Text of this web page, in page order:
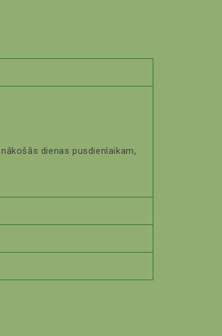
dienas pusdienlaikam,